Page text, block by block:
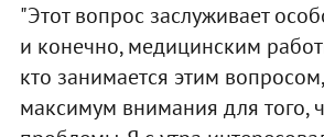
"Этот вопрос заслуживает
и конечно, медицинским
кто занимается этим
максимум внимания для того,